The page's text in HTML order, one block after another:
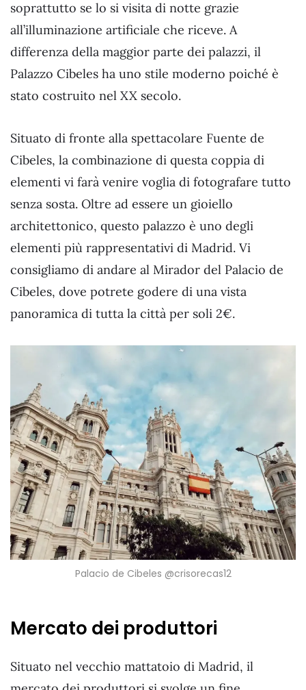
soprattutto se lo si visita di notte grazie
all’illuminazione artificiale che riceve. A
differenza della maggior parte dei palazzi, il
Palazzo Cibeles ha uno stile moderno poiché è
stato costruito nel XX secolo.
Situato di fronte alla spettacolare Fuente de
Cibeles, la combinazione di questa coppia di
elementi vi farà venire voglia di fotografare tutto
senza sosta. Oltre ad essere un gioiello
architettonico, questo palazzo è uno degli
elementi più rappresentativi di Madrid. Vi
consigliamo di andare al Mirador del Palacio de
Cibeles, dove potrete godere di una vista
panoramica di tutta la città per soli 2€.
Palacio de Cibeles @crisorecas12
Mercato dei produttori
Situato nel vecchio mattatoio di Madrid, il